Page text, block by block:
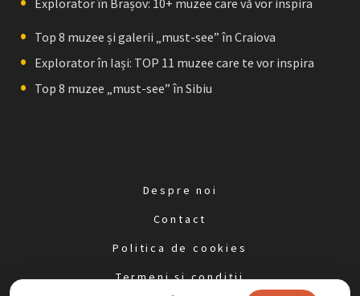
Top 8 muzee și galerii „must-see” în Craiova
Explorator în Iași: TOP 11 muzee care te vor inspira
Top 8 muzee „must-see” în Sibiu
Despre noi
Contact
Politica de cookies
Termeni și condiții